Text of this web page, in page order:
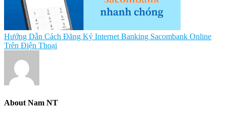
Hướng Dẫn Cách Đăng Ký Internet Banking Sacombank Online
Trên Điện Thoại
About Nam NT